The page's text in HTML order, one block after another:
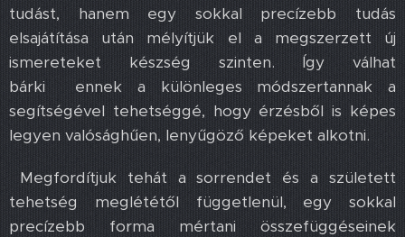
tudást, hanem egy sokkal precízebb tudás
elsajátítása után mélyítjük el a megszerzett új
ismereteket készség szinten. Így válhat
bárki ennek a különleges módszertannak a
segítségével tehetséggé, hogy érzésből is képes
legyen valósághűen, lenyűgöző képeket alkotni.
Megfordítjuk tehát a sorrendet és a született
tehetség meglététől függetlenül, egy sokkal
precízebb forma mértani összefüggéseinek